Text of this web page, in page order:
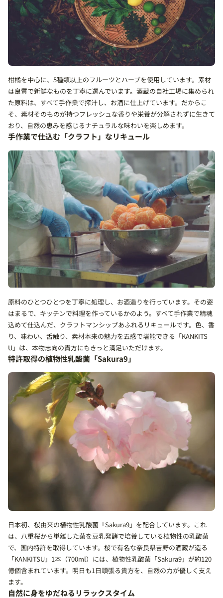
柑橘を中心に、5種類以上のフルーツとハーブを使用しています。素材
は良質で新鮮なものを丁寧に選んでいます。酒蔵の自社工場に集められ
た原料は、すべて手作業で搾汁し、お酒に仕上げています。だからこ
そ、素材そのものが持つフレッシュな香りや栄養が分解されずに生きて
おり、自然の恵みを感じるナチュラルな味わいを楽しめます。
手作業で仕込む「クラフト」なリキュール
原料のひとつひとつを丁寧に処理し、お酒造りを行っています。その姿
はまるで、キッチンで料理を作っているかのよう。すべて手作業で精魂
込めて仕込んだ、クラフトマンシップあふれるリキュールです。色、香
り、味わい、舌触り、素材本来の魅力を五感で堪能できる「KANKITS
U」は、本物志向の貴方にもきっと満足いただけます。
特許取得の植物性乳酸菌「Sakura9」
日本初、桜由来の植物性乳酸菌「Sakura9」を配合しています。これ
は、八重桜から単離した菌を豆乳発酵で培養している植物性の乳酸菌
で、国内特許を取得しています。桜で有名な奈良県吉野の酒蔵が造る
「KANKITSU」1本（700ml）には、植物性乳酸菌「Sakura9」が約120
億個含まれています。明日も1日頑張る貴方を、自然の力が優しく支え
ます。
自然に身をゆだねるリラックスタイム